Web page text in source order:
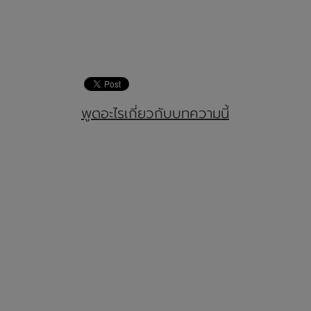
พูดอะไรเกี่ยวกับบทความนี้